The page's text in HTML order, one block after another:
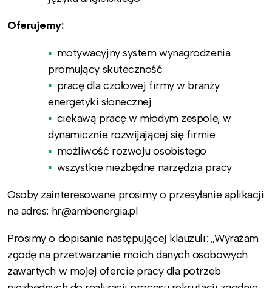
Oferujemy:
motywacyjny system wynagrodzenia
promujący skuteczność
pracę dla czołowej firmy w branży
energetyki słonecznej
ciekawą pracę w młodym zespole, w
dynamicznie rozwijającej się firmie
możliwość rozwoju osobistego
wszystkie niezbędne narzędzia pracy
Osoby zainteresowane prosimy o przesyłanie aplikacji
na adres: hr@ambenergia.pl
Prosimy o dopisanie następującej klauzuli: „Wyrażam
zgodę na przetwarzanie moich danych osobowych
zawartych w mojej ofercie pracy dla potrzeb